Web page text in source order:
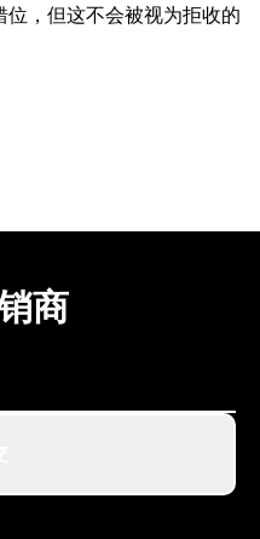
，但这不会被视为拒收的
商